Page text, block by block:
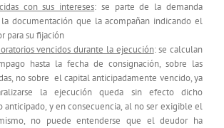
con sus intereses: se parte de la demanda
documentación que la acompañan indicando el
para su fijación
vencidos durante la ejecución: se calculan
hasta la fecha de consignación, sobre las
no sobre el capital anticipadamente vencido, ya
la ejecución queda sin efecto dicho
anticipado, y en consecuencia, al no ser exigible el
no puede entenderse que el deudor ha